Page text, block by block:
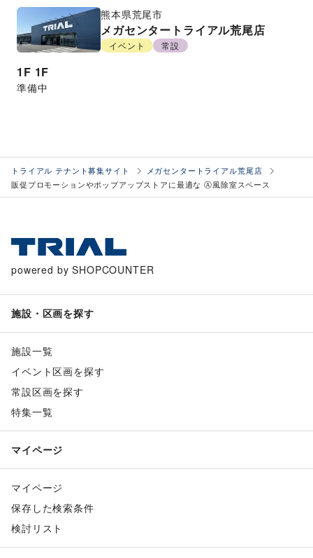
熊本県荒尾市
メガセンタートライアル荒尾店
イベント 常設
1F 1F
準備中
トライアル テナント募集サイト
メガセンタートライアル荒尾店
販促プロモーションやポップアップストアに最適な Ⓐ風除室スペース
powered by SHOPCOUNTER
施設・区画を探す
施設一覧
イベント区画を探す
常設区画を探す
特集一覧
マイページ
マイページ
保存した検索条件
検討リスト